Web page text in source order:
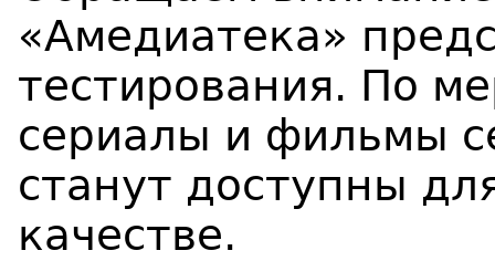
«Амедиатека»
тестирования. По
сериалы и фильмы
станут доступны
качестве.